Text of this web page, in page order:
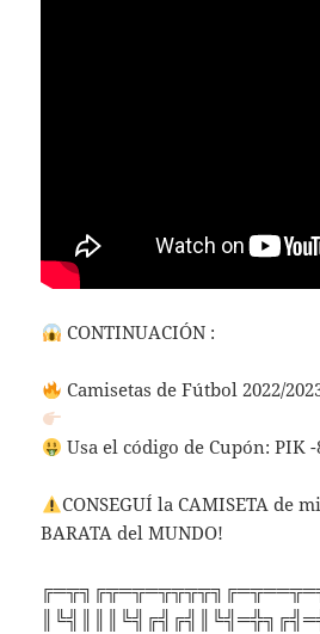
CONTINUACIÓN :
Camisetas de Fútbol 2022/
Usa el código de Cupón: PIK -
CONSEGUÍ la CAMISETA de
BARATA del MUNDO!